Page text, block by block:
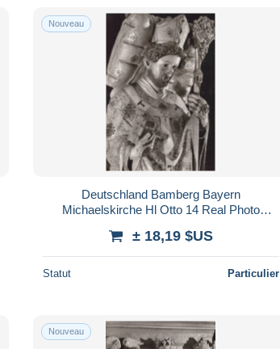
Nouveau
Deutschland Bamberg Bayern
Michaelskirche Hl Otto 14 Real Photo
± 18,19 $US
Statut Particulier
Nouveau